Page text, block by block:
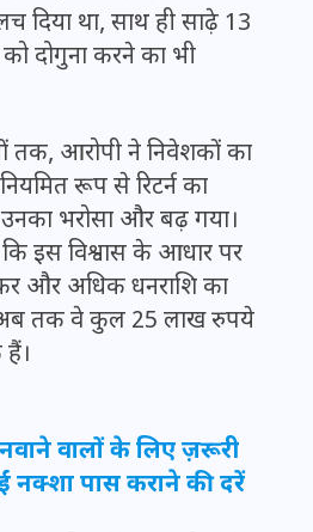
दिया था, साथ ही साढ़े 13
दोगुना करने का भी
तक, आरोपी ने निवेशकों का
रूप से रिटर्न का
भरोसा और बढ़ गया।
कि इस विश्वास के आधार पर
और अधिक धनराशि का
तक वे कुल 25 लाख रुपये
वालों के लिए ज़रूरी
नक्शा पास कराने की दरें